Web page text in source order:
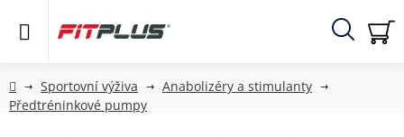
Hledat
DomůSportovní výživa
Anabolizéry a stimulanty
Předtréninkové pumpy